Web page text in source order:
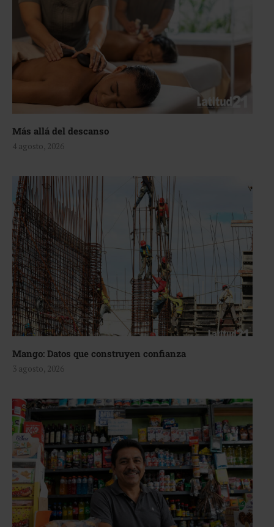
Más allá del descanso
4 agosto, 2026
Mango: Datos que construyen confianza
3 agosto, 2026